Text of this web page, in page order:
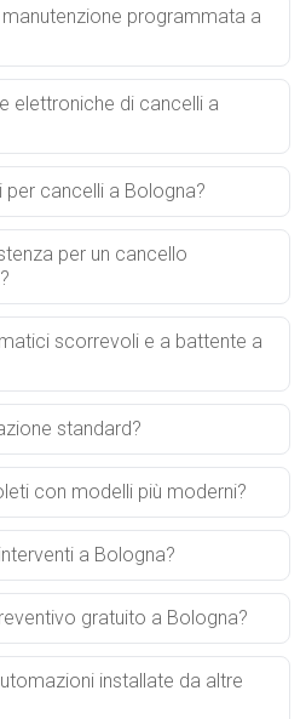
programmata a
elettroniche di cancelli a
per cancelli a Bologna?
per un cancello
scorrevoli e a battente a
standard?
con modelli più moderni?
a Bologna?
gratuito a Bologna?
installate da altre